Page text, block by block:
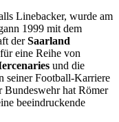
Linebacker, wurde am
1999 mit dem
derSaarland
eine Reihe von
und die
seiner Football-Karriere
Bundeswehr hat Römer
beeindruckende